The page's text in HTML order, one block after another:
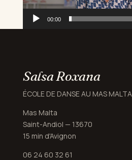
00:00
Salsa Roxana
ÉCOLE DE DANSE AU MAS MALTA
Mas Malta
Saint-Andiol — 13670
15 min d'Avignon
06 24 60 32 61